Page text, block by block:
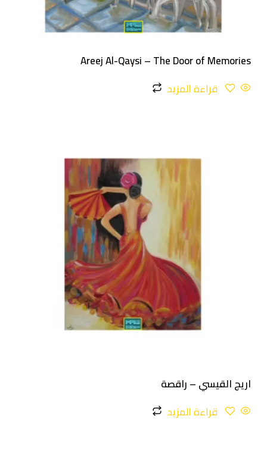
Areej Al-Qaysi – The Door of Memories
قراءة المزيد
اريج القيسي – راقصة
قراءة المزيد